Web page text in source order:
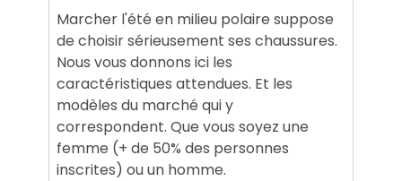
Marcher l'été en milieu polaire suppose
de choisir sérieusement ses chaussures.
Nous vous donnons ici les
caractéristiques attendues. Et les
modèles du marché qui y
correspondent. Que vous soyez une
femme (+ de 50% des personnes
inscrites) ou un homme.